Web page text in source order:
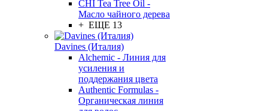
CHI Tea Tree Oil -
Масло чайного дерева
+ ЕЩЕ 13
Davines (Италия)
Alchemic - Линия для
усиления и
поддержания цвета
Authentic Formulas -
Органическая линия